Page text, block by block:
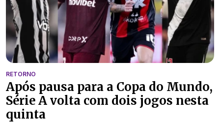
RETORNO
Após pausa para a Copa do Mundo,
Série A volta com dois jogos nesta
quinta